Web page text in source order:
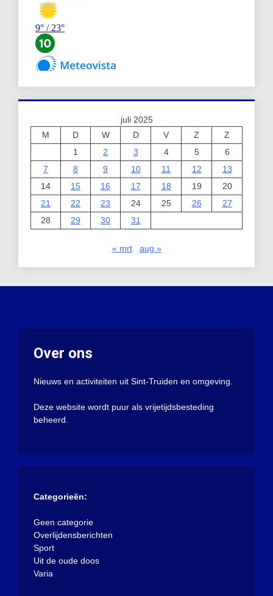
juli 2025
M
D W D V Z
Z
1
2 3 4 5
6
7
8 9 10 11 12
13
14
15 16 17 18 19
20
21
22 23 24 25 26
27
28
29 30 31
« mrt aug »
Over ons
Nieuws en activiteiten uit Sint-Truiden en omgeving.
Deze website wordt puur als vrijetijdsbesteding
beheerd.
Categorieën:
Geen categorie
Overlijdensberichten
Sport
Uit de oude doos
Varia